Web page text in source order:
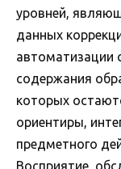
уровней,
данных
автоматизации
содержания
которых
ориентиры,
предметного
Восприятие,